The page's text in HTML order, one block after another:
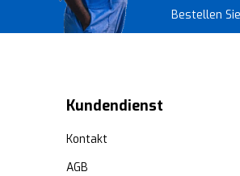
Bestellen
Kundendienst
Kontakt
AGB